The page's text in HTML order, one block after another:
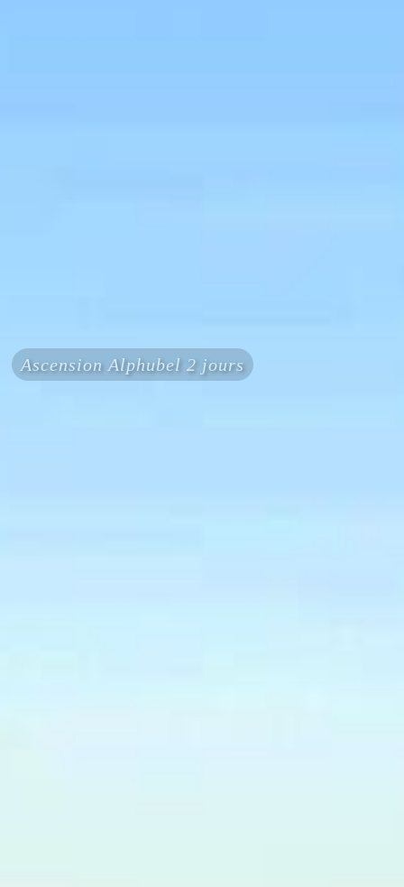
Ascension Alphubel 2 jours